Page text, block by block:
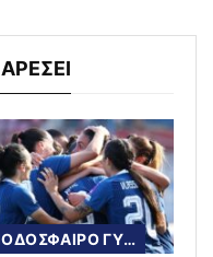
ΠΟΔΟΣΦΑΙΡΟ ΓΥΝΑΙΚΩΝ